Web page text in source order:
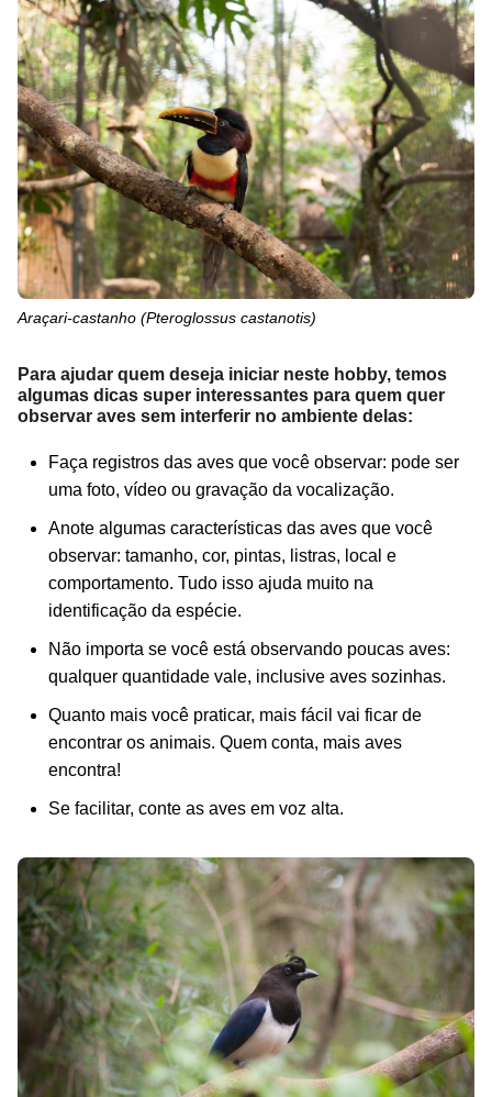
Araçari-castanho (Pteroglossus castanotis)
Para ajudar quem deseja iniciar neste hobby, temos
algumas dicas super interessantes para quem quer
observar aves sem interferir no ambiente delas:
Faça registros das aves que você observar: pode ser
uma foto, vídeo ou gravação da vocalização.
Anote algumas características das aves que você
observar: tamanho, cor, pintas, listras, local e
comportamento. Tudo isso ajuda muito na
identificação da espécie.
Não importa se você está observando poucas aves:
qualquer quantidade vale, inclusive aves sozinhas.
Quanto mais você praticar, mais fácil vai ficar de
encontrar os animais. Quem conta, mais aves
encontra!
Se facilitar, conte as aves em voz alta.